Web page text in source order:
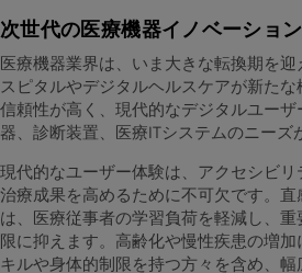
次世代の医療機器イノベーショ
医療機器業界は、いま大きな転換期を
スピタルやデジタルヘルスケアが新た
信頼性が高く、現代的なデジタルユー
器、診断装置、医療ITシステムのニーズ
現代的なユーザー体験は、アクセシビ
治療成果を高めるために不可欠です。
は、医療従事者の学習負荷を軽減し、
限に抑えます。高齢化や慢性疾患の増
キルや身体的制限を持つ方々を含め、